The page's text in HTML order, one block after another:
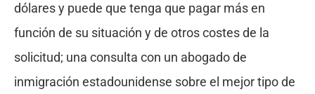
dólares y puede que tenga que pagar más en
función de su situación y de otros costes de la
solicitud; una consulta con un abogado de
inmigración estadounidense sobre el mejor tipo de